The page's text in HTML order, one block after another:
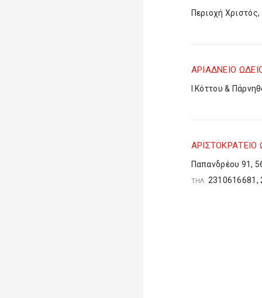
Περιοχή
ΑΡΙΑΔΝΕΙΟ
Ι.Κόττου &
ΑΡΙΣΤΟΚΡΑΤΕΙΟ
Παπανδρέου 91,
ΤΗΛ